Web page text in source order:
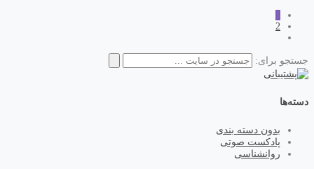
1
2
جستجو برای:
دسته‌ها
بدون دسته بندی
پادکست صوتی
روانشناسی